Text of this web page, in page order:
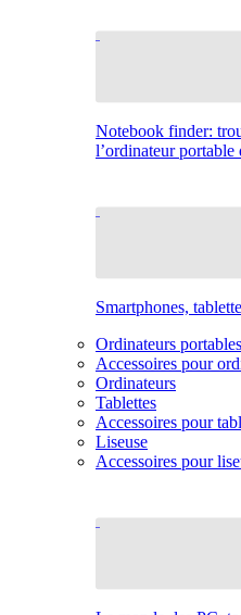
Notebook finder:
l’ordinateur
Smartphones,
Ordinateurs portables
Accessoires pour
Ordinateurs
Tablettes
Accessoires pour
Liseuse
Accessoires pour